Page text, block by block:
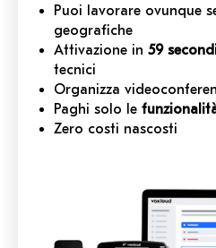
Puoi lavorare ovunque
geografiche
Attivazione in 59
tecnici
Organizza
Paghi solo le
Zero costi nascosti